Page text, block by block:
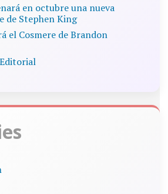
en octubre una nueva
de Stephen King
el Cosmere de Brandon